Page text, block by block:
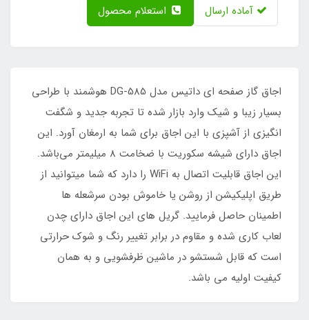
آماده ارسال
اجاق گاز صفحه ای داتیس مدل DG-585 هوشمند با طراحی
بسیار زیبا و شیک وارد بازار شده تا تجربه جدید و شگفت
انگیزی از آشپزی با این اجاق برای شما به ارمغان آورد. این
اجاق دارای شیشه سکوریت با ضخامت 8 میلیمتر می‌باشد.
این اجاق قابلیت اتصال به WiFi را دارد که شما میتوانید از
طریق اپلیکیشن از روشن یا خاموش بودن سرشعله ها
اطمینان حاصل فرمایید. گریل های این اجاق دارای چدن
لعاب کاری شده و مقاوم در برابر تغییر رنگ و شوک حرارتی
است که قابل شستشو در ماشین ظرفشویی و به همان
کیفیت اولیه می باشد.